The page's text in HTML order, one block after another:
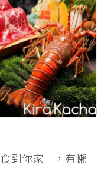
到你家」，有懶